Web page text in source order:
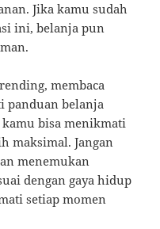
Jika kamu sudah
ini, belanja pun
membaca
panduan belanja
bisa menikmati
maksimal. Jangan
menemukan
dengan gaya hidup
setiap momen